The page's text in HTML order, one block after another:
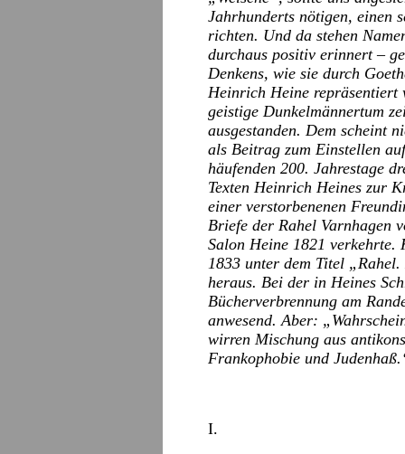
Jahrhunderts nötigen, einen
richten. Und da stehen
durchaus positiv erinnert –
Denkens, wie sie durch
Heinrich Heine repräsentiert
geistige Dunkelmännertum
ausgestanden. Dem scheint
als Beitrag zum Einstellen
häufenden 200. Jahrestage
Texten Heinrich Heines zur
einer verstorbenenen
Briefe der Rahel Varnhagen
Salon Heine 1821 verkehrte.
1833 unter dem Titel
heraus. Bei der in Heines
Bücherverbrennung am
anwesend. Aber:
wirren Mischung aus
Frankophobie und
I.